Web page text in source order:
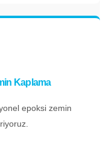
Kaplama
epoksi zemin